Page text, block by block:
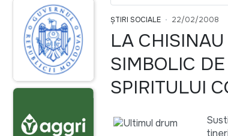
ȘTIRI SOCIALE 22/02/2008
LA
SIMBOLIC
SPIRITULUI